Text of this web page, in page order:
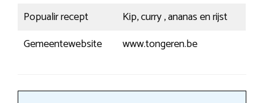
Popualir recept
Kip, curry , ananas en rijst
Gemeentewebsite
www.tongeren.be